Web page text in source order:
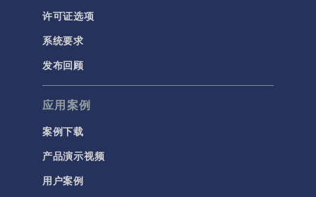
许可证选项
系统要求
发布回顾
应用案例
案例下载
产品演示视频
用户案例